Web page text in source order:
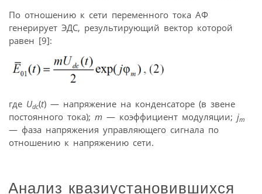
По отношению к сети переменного тока АФ
генерирует ЭДС, результирующий вектор которой
равен [9]:
где Udc(t) — напряжение на конденсаторе (в звене
постоянного тока); m — коэффициент модуляции; jm
— фаза напряжения управляющего сигнала по
отношению к напряжению сети.
Анализ квазиустановившихся